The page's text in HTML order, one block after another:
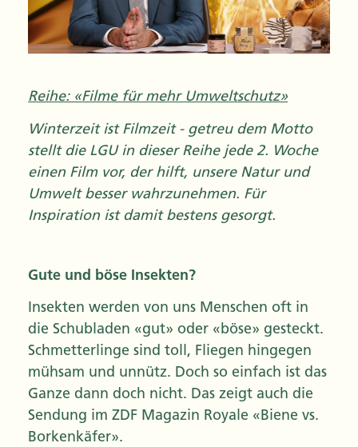
Reihe: «Filme für mehr Umweltschutz»
Winterzeit ist Filmzeit - getreu dem Motto
stellt die LGU in dieser Reihe jede 2. Woche
einen Film vor, der hilft, unsere Natur und
Umwelt besser wahrzunehmen. Für
Inspiration ist damit bestens gesorgt.
Gute und böse Insekten?
Insekten werden von uns Menschen oft in
die Schubladen «gut» oder «böse» gesteckt.
Schmetterlinge sind toll, Fliegen hingegen
mühsam und unnütz. Doch so einfach ist das
Ganze dann doch nicht. Das zeigt auch die
Sendung im ZDF Magazin Royale «Biene vs.
Borkenkäfer».